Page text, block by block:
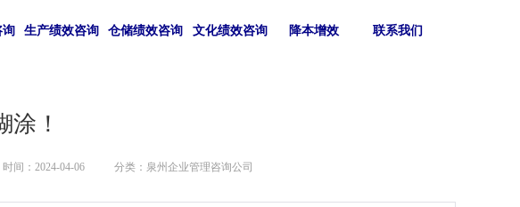
生产绩效咨询 仓储绩效咨询 文化绩效咨询 降本增效 联系我们
！
时间：2024-04-06 分类：泉州企业管理咨询公司